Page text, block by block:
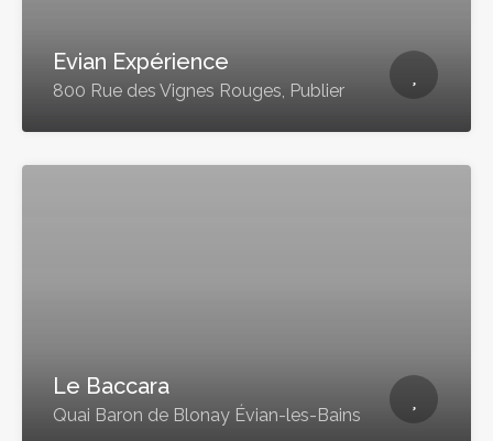
Evian Expérience
800 Rue des Vignes Rouges, Publier
Le Baccara
Quai Baron de Blonay Évian-les-Bains